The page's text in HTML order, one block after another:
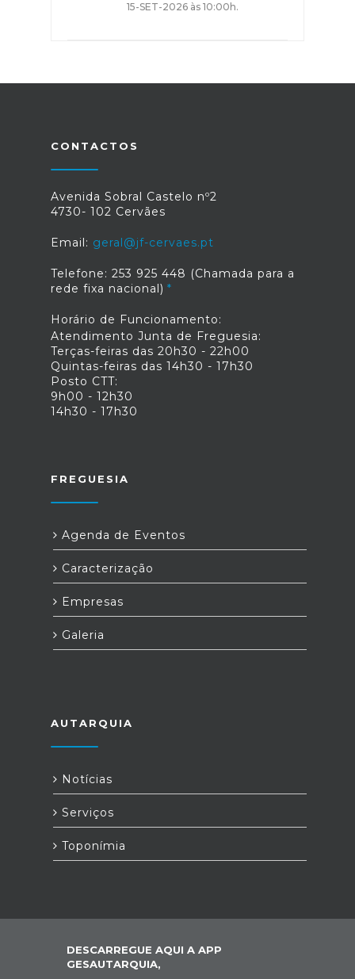
15-SET-2026 às 10:00h.
CONTACTOS
Avenida Sobral Castelo nº2
4730- 102 Cervães
Email: geral@jf-cervaes.pt
Telefone: 253 925 448 (Chamada para a
rede fixa nacional)
Horário de Funcionamento:
Atendimento Junta de Freguesia:
Terças-feiras das 20h30 - 22h00
Quintas-feiras das 14h30 - 17h30
Posto CTT:
9h00 - 12h30
14h30 - 17h30
FREGUESIA
Agenda de Eventos
Caracterização
Empresas
Galeria
AUTARQUIA
Notícias
Serviços
Toponímia
DESCARREGUE AQUI A APP
GESAUTARQUIA,